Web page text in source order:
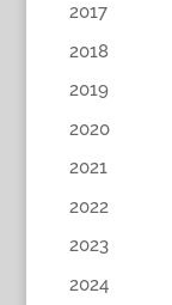
2017
2018
2019
2020
2021
2022
2023
2024